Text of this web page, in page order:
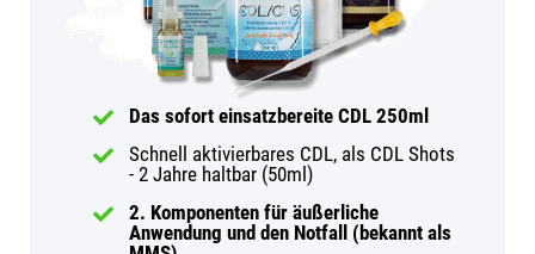
Das sofort einsatzbereite CDL 250ml
Schnell aktivierbares CDL, als CDL Shots
- 2 Jahre haltbar (50ml)
2. Komponenten für äußerliche
Anwendung und den Notfall (bekannt als